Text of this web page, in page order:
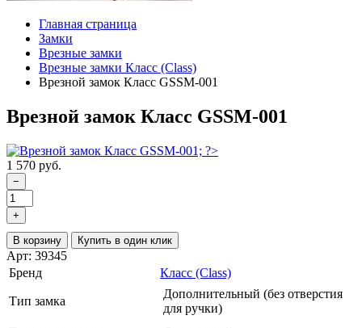
Главная страница
Замки
Врезные замки
Врезные замки Класс (Class)
Врезной замок Класс GSSM-001
Врезной замок Класс GSSM-001
1 570 руб.
−
+
В корзину Купить в один клик
Арт: 39345
Бренд
Класс (Class)
Тип замка
Дополнительный (без отверстия
для ручки)